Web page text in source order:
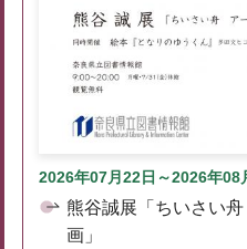
2026年07月22日～2026年08
熊谷誠展「ちいさい
画」